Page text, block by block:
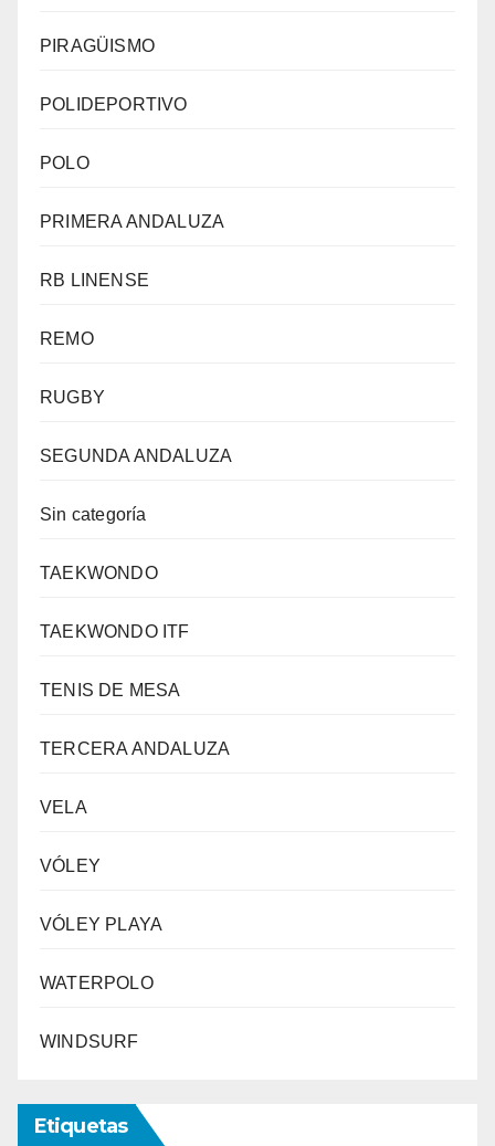
PIRAGÜISMO
POLIDEPORTIVO
POLO
PRIMERA ANDALUZA
RB LINENSE
REMO
RUGBY
SEGUNDA ANDALUZA
Sin categoría
TAEKWONDO
TAEKWONDO ITF
TENIS DE MESA
TERCERA ANDALUZA
VELA
VÓLEY
VÓLEY PLAYA
WATERPOLO
WINDSURF
Etiquetas